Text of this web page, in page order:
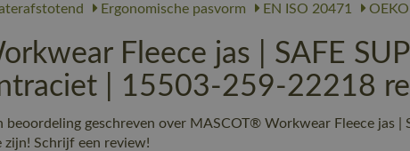
Ergonomische pasvorm EN ISO 20471
Fleece jas | SAFE
| 15503-259-22218
beoordeling geschreven over MASCOT® Workwear Fleece
zijn! Schrijf een review!